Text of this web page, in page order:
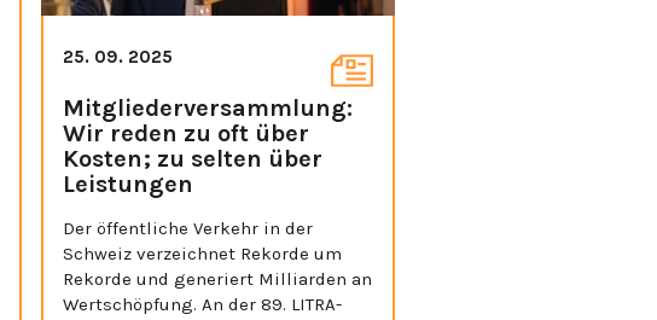
25. 09. 2025
Mitgliederversammlung:
Wir reden zu oft über
Kosten; zu selten über
Leistungen
Der öffentliche Verkehr in der
Schweiz verzeichnet Rekorde um
Rekorde und generiert Milliarden an
Wertschöpfung. An der 89. LITRA-